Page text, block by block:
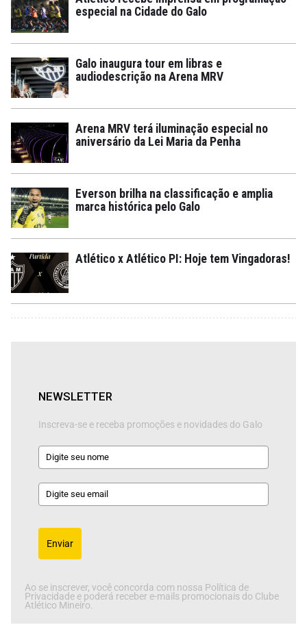
especial na Cidade do Galo
Galo inaugura tour em libras e
audiodescrição na Arena MRV
Arena MRV terá iluminação especial no
aniversário da Lei Maria da Penha
Everson brilha na classificação e amplia
marca histórica pelo Galo
Atlético x Atlético PI: Hoje tem Vingadoras!
NEWSLETTER
Inscreva-se e receba promoções e novidades do Galo
Enviar
Ao se inscrever, você concorda com nossa Política de
Privacidade e poderá receber e-mails promocionais do Clube
Atlético Mineiro.